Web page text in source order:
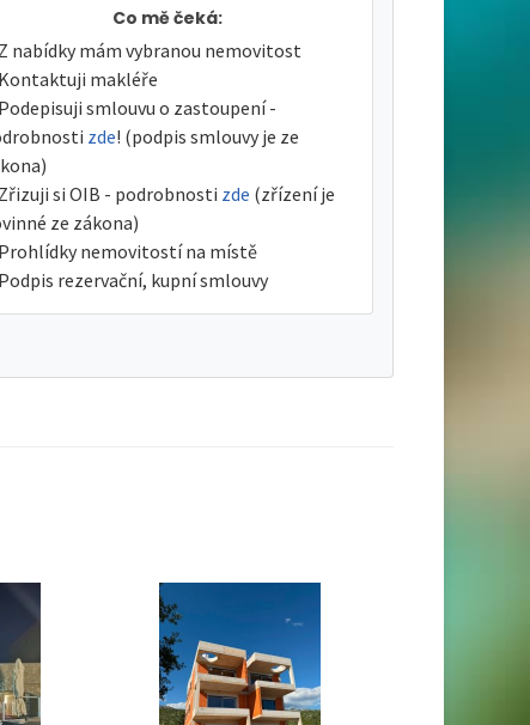
Co mě čeká:
Z nabídky mám vybranou nemovitost
Kontaktuji makléře
Podepisuji smlouvu o zastoupení -
zde! (podpis smlouvy je ze
Zřizuji si OIB - podrobnosti zde (zřízení je
ze zákona)
Prohlídky nemovitostí na místě
Podpis rezervační, kupní smlouvy